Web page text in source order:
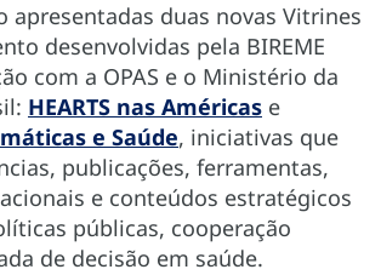
apresentadas duas novas Vitrines
desenvolvidas pela BIREME
com a OPAS e o Ministério da
HEARTS nas Américas e
e Saúde, iniciativas que
publicações, ferramentas,
e conteúdos estratégicos
públicas, cooperação
de decisão em saúde.